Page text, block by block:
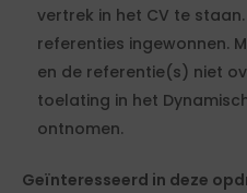
vertrek in het CV te
referenties ingewonnen.
en de referentie(s) niet
toelating in het
ontnomen.
Geïnteresseerd in deze